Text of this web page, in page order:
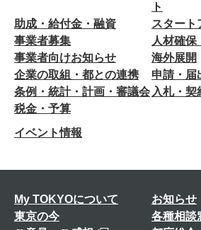
ト
助成・給付金・融資
スタート
事業者募集
人材確保
事業者向けお知らせ
海外展開
企業の取組・都との連携
申請・届
条例・統計・計画・審議会 入札・契
税金・予算
イベント情報
My TOKYOについて
お知らせ
東京の今
各種相談